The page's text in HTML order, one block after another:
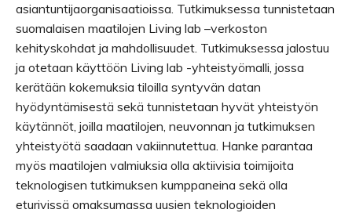
asiantuntijaorganisaatioissa. Tutkimuksessa tunnistetaan
suomalaisen maatilojen Living lab –verkoston
kehityskohdat ja mahdollisuudet. Tutkimuksessa jalostuu
ja otetaan käyttöön Living lab -yhteistyömalli, jossa
kerätään kokemuksia tiloilla syntyvän datan
hyödyntämisestä sekä tunnistetaan hyvät yhteistyön
käytännöt, joilla maatilojen, neuvonnan ja tutkimuksen
yhteistyötä saadaan vakiinnutettua. Hanke parantaa
myös maatilojen valmiuksia olla aktiivisia toimijoita
teknologisen tutkimuksen kumppaneina sekä olla
eturivissä omaksumassa uusien teknologioiden